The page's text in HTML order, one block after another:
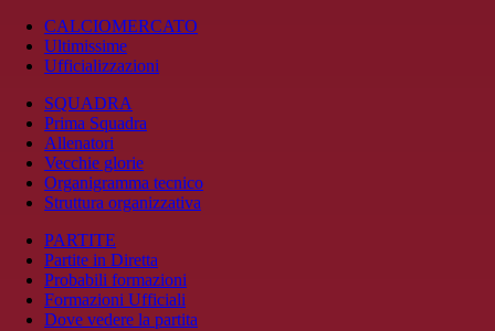
CALCIOMERCATO
Ultimissime
Ufficializzazioni
SQUADRA
Prima Squadra
Allenatori
Vecchie glorie
Organigramma tecnico
Struttura organizzativa
PARTITE
Partite in Diretta
Probabili formazioni
Formazioni Ufficiali
Dove vedere la partita